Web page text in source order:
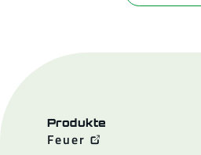
Produkte
Feuer